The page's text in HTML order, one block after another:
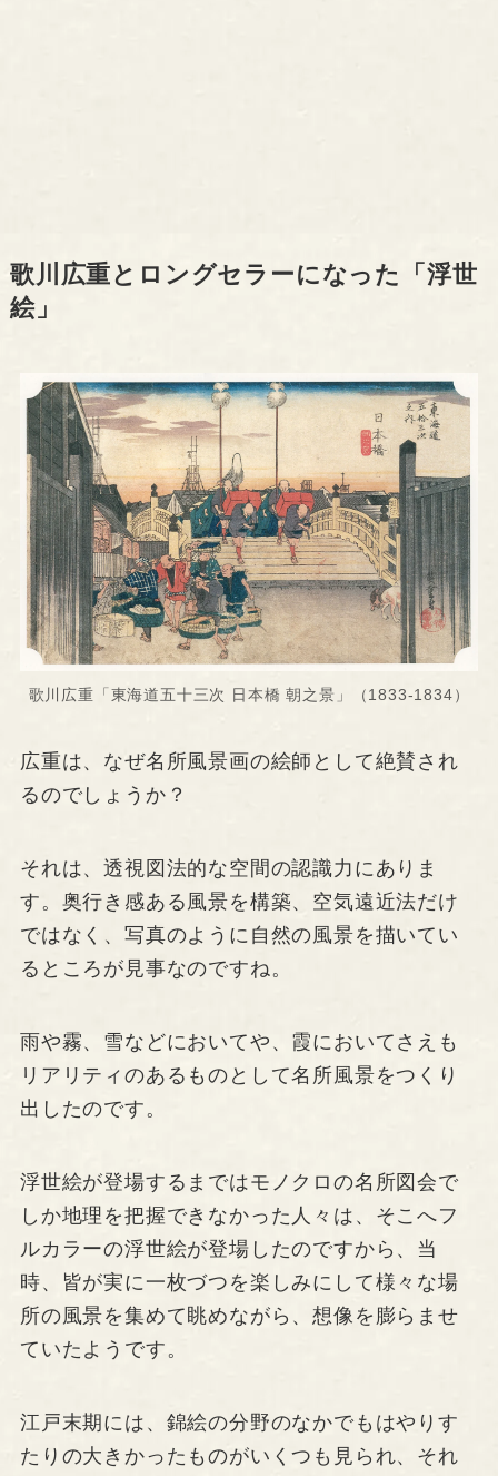
歌川広重とロングセラーになった「浮世
絵」
歌川広重「東海道五十三次 日本橋 朝之景」（1833-1834）
広重は、なぜ名所風景画の絵師として絶賛され
るのでしょうか？
それは、透視図法的な空間の認識力にありま
す。奥行き感ある風景を構築、空気遠近法だけ
ではなく、写真のように自然の風景を描いてい
るところが見事なのですね。
雨や霧、雪などにおいてや、霞においてさえも
リアリティのあるものとして名所風景をつくり
出したのです。
浮世絵が登場するまではモノクロの名所図会で
しか地理を把握できなかった人々は、そこへフ
ルカラーの浮世絵が登場したのですから、当
時、皆が実に一枚づつを楽しみにして様々な場
所の風景を集めて眺めながら、想像を膨らませ
ていたようです。
江戸末期には、錦絵の分野のなかでもはやりす
たりの大きかったものがいくつも見られ、それ